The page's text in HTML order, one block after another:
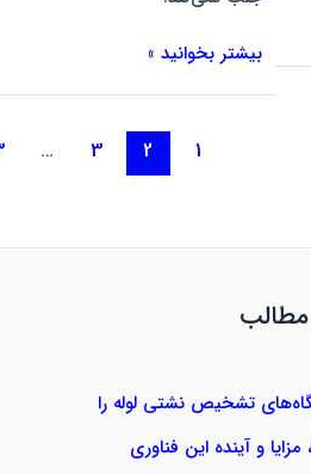
بیشتر بخوانید »
1
2
3
…
تشخیص نشتی لوله را
و آینده این فناوری